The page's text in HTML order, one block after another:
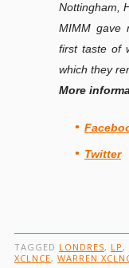
Nottingham,
MIMM gave
first taste of
which they
More
Twitter
TAGGED LONDRES, LP ,
XCLNCE, WARREN